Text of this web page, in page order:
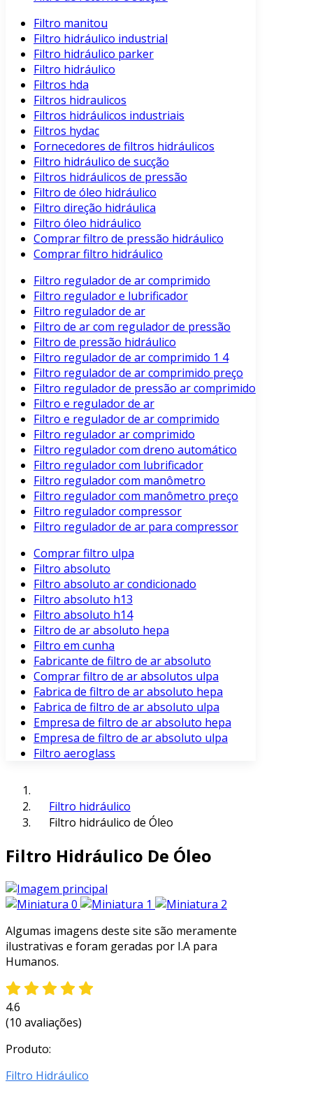
Filtro manitou
Filtro hidráulico industrial
Filtro hidráulico parker
Filtro hidráulico
Filtros hda
Filtros hidraulicos
Filtros hidráulicos industriais
Filtros hydac
Fornecedores de filtros hidráulicos
Filtro hidráulico de sucção
Filtros hidráulicos de pressão
Filtro de óleo hidráulico
Filtro direção hidráulica
Filtro óleo hidráulico
Comprar filtro de pressão hidráulico
Comprar filtro hidráulico
Filtro regulador de ar comprimido
Filtro regulador e lubrificador
Filtro regulador de ar
Filtro de ar com regulador de pressão
Filtro de pressão hidráulico
Filtro regulador de ar comprimido 1 4
Filtro regulador de ar comprimido preço
Filtro regulador de pressão ar comprimido
Filtro e regulador de ar
Filtro e regulador de ar comprimido
Filtro regulador ar comprimido
Filtro regulador com dreno automático
Filtro regulador com lubrificador
Filtro regulador com manômetro
Filtro regulador com manômetro preço
Filtro regulador compressor
Filtro regulador de ar para compressor
Comprar filtro ulpa
Filtro absoluto
Filtro absoluto ar condicionado
Filtro absoluto h13
Filtro absoluto h14
Filtro de ar absoluto hepa
Filtro em cunha
Fabricante de filtro de ar absoluto
Comprar filtro de ar absolutos ulpa
Fabrica de filtro de ar absoluto hepa
Fabrica de filtro de ar absoluto ulpa
Empresa de filtro de ar absoluto hepa
Empresa de filtro de ar absoluto ulpa
Filtro aeroglass
Filtro hidráulico
Filtro hidráulico de Óleo
Filtro Hidráulico De Óleo
Algumas imagens deste site são meramente
ilustrativas e foram geradas por I.A para
Humanos.
4.6
(10 avaliações)
Produto:
Filtro Hidráulico